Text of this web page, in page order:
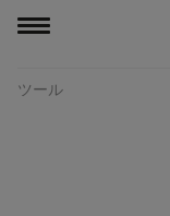
ツール